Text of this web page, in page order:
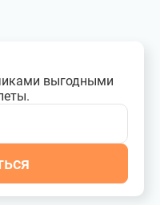
выгодными